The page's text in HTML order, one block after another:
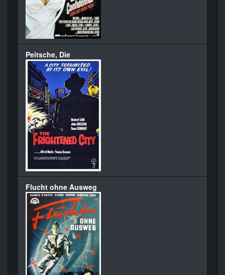
Peitsche, Die
Flucht ohne Ausweg